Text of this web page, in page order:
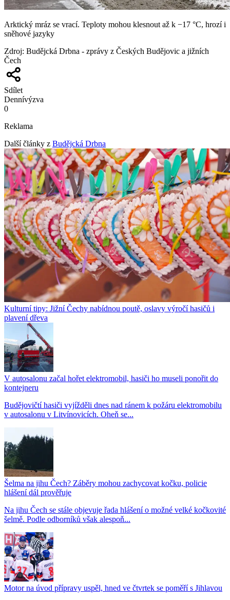
Arktický mráz se vrací. Teploty mohou klesnout až k −17 °C, hrozí i
sněhové jazyky
Zdroj: Budějcká Drbna - zprávy z Českých Budějovic a jižních
Čech
Sdílet
Dennívýzva
0
Reklama
Další články z Budějcká Drbna
Kulturní tipy: Jižní Čechy nabídnou poutě, oslavy výročí hasičů i
plavení dřeva
V autosalonu začal hořet elektromobil, hasiči ho museli ponořit do
kontejneru
Budějovičtí hasiči vyjížděli dnes nad ránem k požáru elektromobilu
v autosalonu v Litvínovicích. Oheň se...
Šelma na jihu Čech? Záběry mohou zachycovat kočku, policie
hlášení dál prověřuje
Na jihu Čech se stále objevuje řada hlášení o možné velké kočkovité
šelmě. Podle odborníků však alespoň...
Motor na úvod přípravy uspěl, hned ve čtvrtek se poměří s Jihlavou